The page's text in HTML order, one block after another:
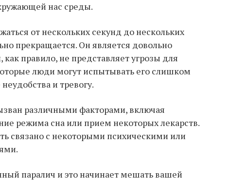
нас среды.
от нескольких секунд до нескольких
прекращается. Он является довольно
правило, не представляет угрозы для
люди могут испытывать его слишком
и тревогу.
различными факторами, включая
режима сна или прием некоторых лекарств.
связано с некоторыми психическими или
паралич и это начинает мешать вашей